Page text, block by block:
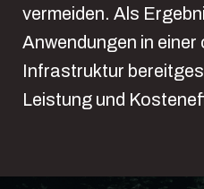
vermeiden. Als
Anwendungen in einer
Infrastruktur
Leistung und